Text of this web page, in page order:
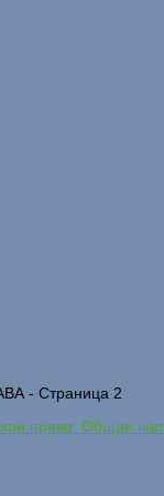
- Страница 2
право: Общая